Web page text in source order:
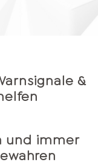
&
und immer